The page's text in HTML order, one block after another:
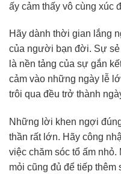
ấy cảm thấy vô cùng xúc
Hãy dành thời gian lắng
của người bạn đời. Sự sẻ
là nền tảng của sự gắn
cảm vào những ngày lễ
trôi qua đều trở thành
Những lời khen ngợi
thần rất lớn. Hãy công
việc chăm sóc tổ ấm
mỏi cũng đủ để tiếp